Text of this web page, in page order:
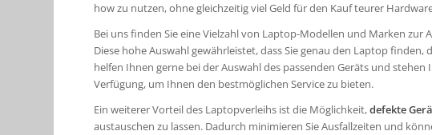
how zu nutzen, ohne gleichzeitig viel Geld für den Kauf teurer
Bei uns finden Sie eine Vielzahl von Laptop-Modellen und Marken
Diese hohe Auswahl gewährleistet, dass Sie genau den Laptop
helfen Ihnen gerne bei der Auswahl des passenden Geräts und
Verfügung, um Ihnen den bestmöglichen Service zu bieten.
Ein weiterer Vorteil des Laptopverleihs ist die Möglichkeit,defekte
austauschen zu lassen. Dadurch minimieren Sie Ausfallzeiten und